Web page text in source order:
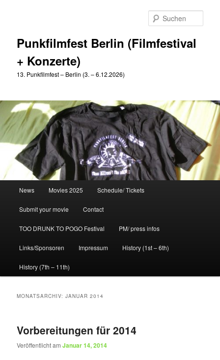
Punkfilmfest Berlin (Filmfestival
+ Konzerte)
13. Punkfilmfest – Berlin (3. – 6.12.2026)
News Movies 2025 Schedule/ Tickets
Submit your movie Contact
TOO DRUNK TO POGO Festival PM/ press infos
Links/Sponsoren Impressum History (1st – 6th)
History (7th – 11th)
MONATSARCHIV:JANUAR 2014
Vorbereitungen für 2014
Veröffentlicht amJanuar 14, 2014